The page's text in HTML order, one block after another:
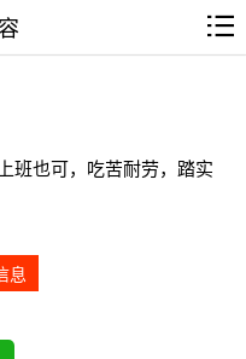
班也可，吃苦耐劳，踏实
息